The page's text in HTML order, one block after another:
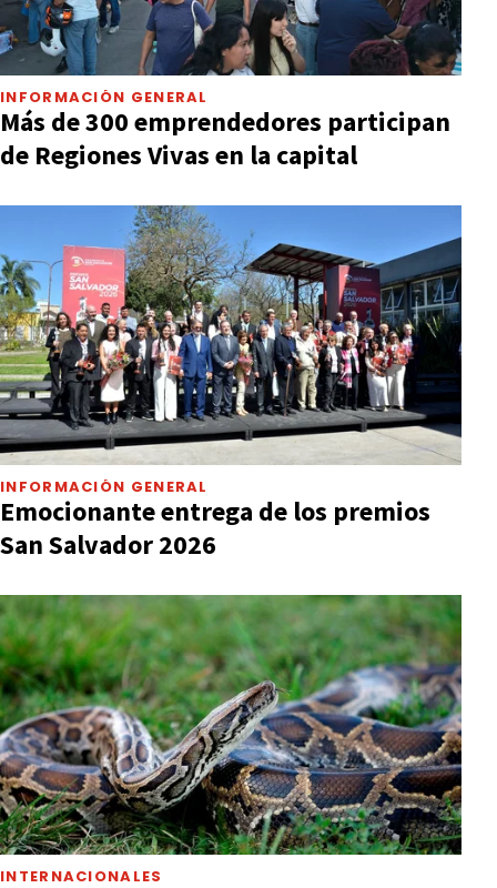
INFORMACIÓN GENERAL
Más de 300 emprendedores participan
de Regiones Vivas en la capital
INFORMACIÓN GENERAL
Emocionante entrega de los premios
San Salvador 2026
INTERNACIONALES